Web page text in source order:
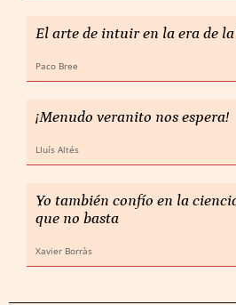
El arte de intuir en la era de
Paco Bree
¡Menudo veranito nos espera!
Lluís Altés
Yo también confío en la
que no basta
Xavier Borràs